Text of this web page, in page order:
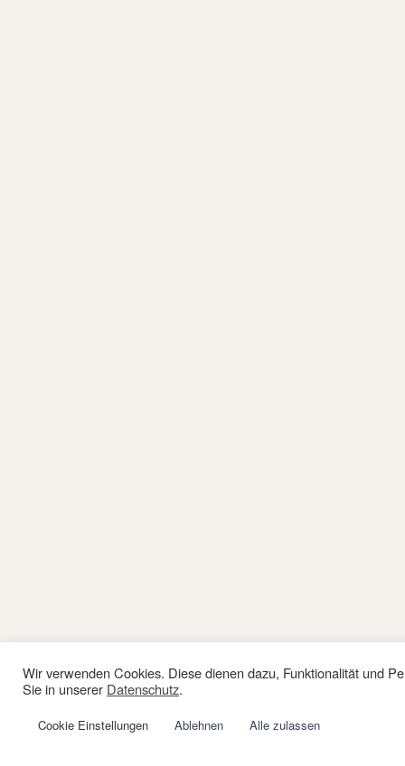
Wir verwenden Cookies. Diese dienen dazu, Funktionalität und
Sie in unserer Datenschutz.
Cookie Einstellungen Ablehnen Alle zulassen